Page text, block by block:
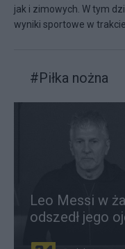
jak i zimowych. W tym
wyniki sportowe w
#Piłka nożna
Leo Messi w
odszedł jego